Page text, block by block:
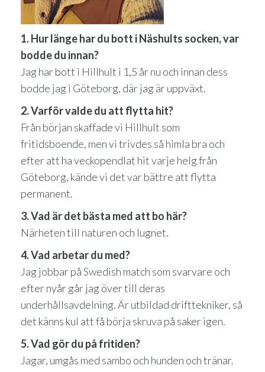
1. Hur länge har du bott i Näshults socken, var
bodde du innan?
Jag har bott i Hillhult i 1,5 år nu och innan dess
bodde jag i Göteborg, där jag är uppväxt.
2. Varför valde du att flytta hit?
Från början skaffade vi Hillhult som
fritidsboende, men vi trivdes så himla bra och
efter att ha veckopendlat hit varje helg från
Göteborg, kände vi det var bättre att flytta
permanent.
3. Vad är det bästa med att bo här?
Närheten till naturen och lugnet.
4. Vad arbetar du med?
Jag jobbar på Swedish match som svarvare och
efter nyår går jag över till deras
underhållsavdelning. Är utbildad drifttekniker, så
det känns kul att få börja skruva på saker igen.
5. Vad gör du på fritiden?
Jagar, umgås med sambo och hunden och tränar.